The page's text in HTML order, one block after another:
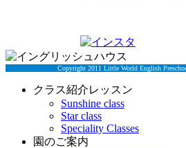
Copyright 2011 Little World English
クラス紹介レッスン
Sunshine class
Star class
Speciality Classes
園のご案内